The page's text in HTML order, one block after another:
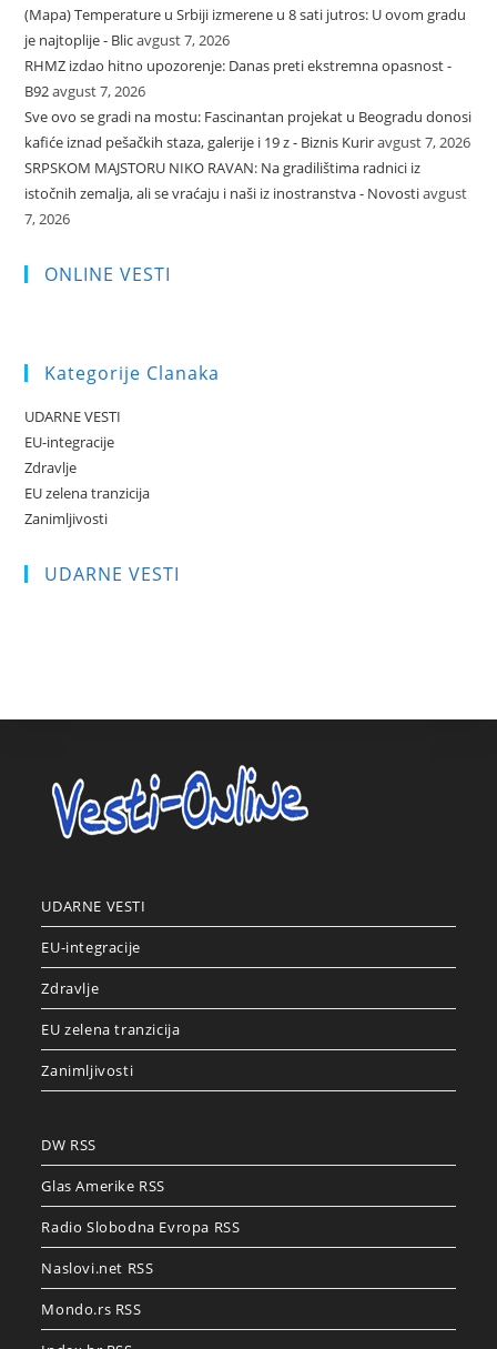
(Mapa) Temperature u Srbiji izmerene u 8 sati jutros: U ovom gradu
je najtoplije - Blicavgust 7, 2026
RHMZ izdao hitno upozorenje: Danas preti ekstremna opasnost -
B92avgust 7, 2026
Sve ovo se gradi na mostu: Fascinantan projekat u Beogradu donosi
kafiće iznad pešačkih staza, galerije i 19 z - Biznis Kuriravgust 7, 2026
SRPSKOM MAJSTORU NIKO RAVAN: Na gradilištima radnici iz
istočnih zemalja, ali se vraćaju i naši iz inostranstva - Novostiavgust
7, 2026
ONLINE VESTI
Kategorije Clanaka
UDARNE VESTI
EU-integracije
Zdravlje
EU zelena tranzicija
Zanimljivosti
UDARNE VESTI
UDARNE VESTI
EU-integracije
Zdravlje
EU zelena tranzicija
Zanimljivosti
DW RSS
Glas Amerike RSS
Radio Slobodna Evropa RSS
Naslovi.net RSS
Mondo.rs RSS